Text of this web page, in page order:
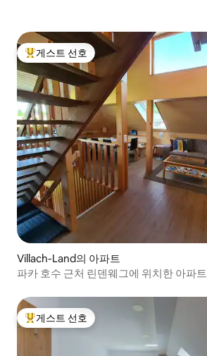
상위 게스트 선호
게스트 선호
Villach-Land의 아파트
파카 호수 근처 린덴웨그에 위치한 아파트
상위 게스트 선호
게스트 선호